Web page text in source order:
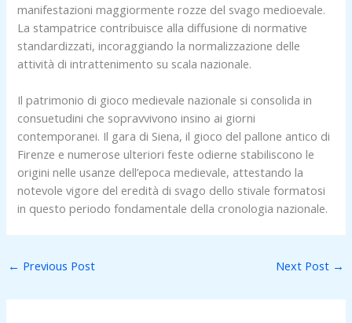
manifestazioni maggiormente rozze del svago medioevale.
La stampatrice contribuisce alla diffusione di normative
standardizzati, incoraggiando la normalizzazione delle
attività di intrattenimento su scala nazionale.
Il patrimonio di gioco medievale nazionale si consolida in
consuetudini che sopravvivono insino ai giorni
contemporanei. Il gara di Siena, il gioco del pallone antico di
Firenze e numerose ulteriori feste odierne stabiliscono le
origini nelle usanze dell’epoca medievale, attestando la
notevole vigore del eredità di svago dello stivale formatosi
in questo periodo fondamentale della cronologia nazionale.
← Previous Post Next Post →